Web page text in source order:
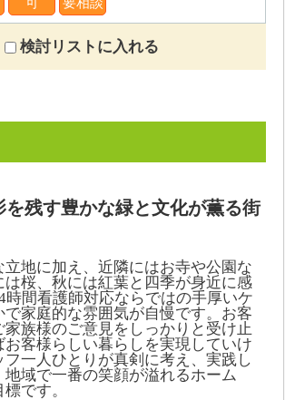
検討リストに入れる
を残す豊かな緑と文化が薫る街
地に加え、近隣にはお寺や公園な
は桜、秋には紅葉と四季が身近に感
時間看護師対応ならではの手厚いケ
で家庭的な雰囲気が自慢です。お客
族様のご意見をしっかりと受け止
客様らしい暮らしを実現していけ
フ一人ひとりが真剣に考え、実践し
地域で一番の笑顔が溢れるホーム
です。